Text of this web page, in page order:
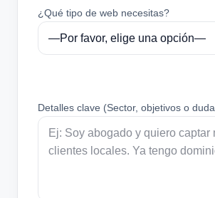
¿Qué tipo de web necesitas?
Detalles clave (Sector, objetivos o